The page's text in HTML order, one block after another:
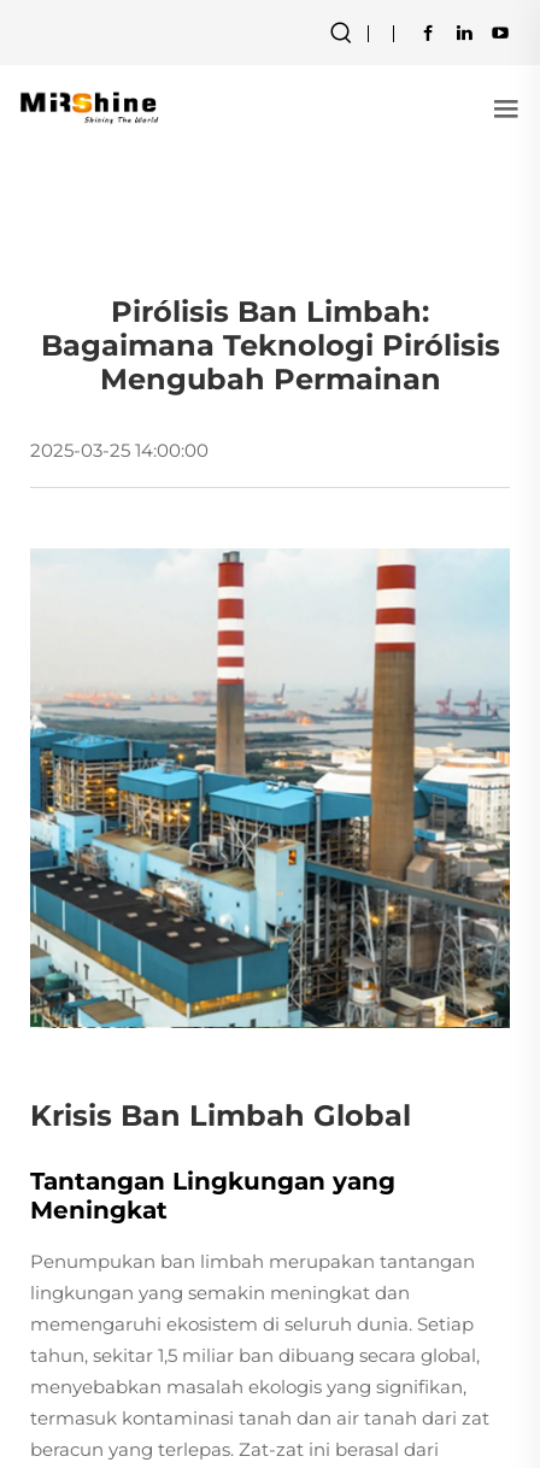
Pirólisis Ban Limbah:
Bagaimana Teknologi Pirólisis
Mengubah Permainan
2025-03-25 14:00:00
Krisis Ban Limbah Global
Tantangan Lingkungan yang
Meningkat
Penumpukan ban limbah merupakan tantangan
lingkungan yang semakin meningkat dan
memengaruhi ekosistem di seluruh dunia. Setiap
tahun, sekitar 1,5 miliar ban dibuang secara global,
menyebabkan masalah ekologis yang signifikan,
termasuk kontaminasi tanah dan air tanah dari zat
beracun yang terlepas. Zat-zat ini berasal dari